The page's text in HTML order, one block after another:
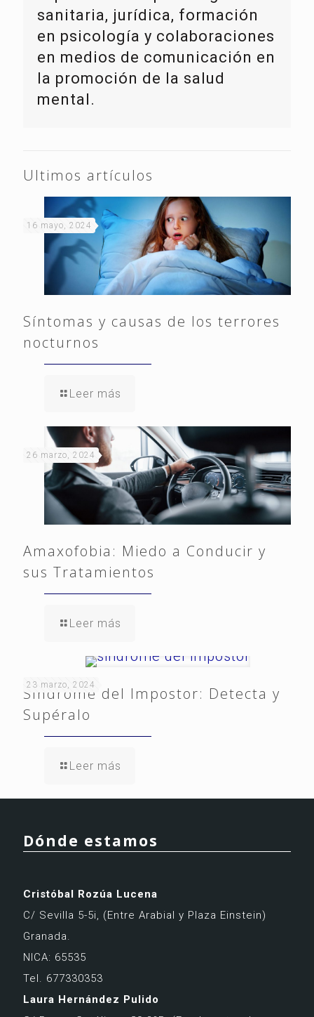
sanitaria, jurídica, formación
en psicología y colaboraciones
en medios de comunicación en
la promoción de la salud
mental.
Ultimos artículos
16 mayo, 2024
Síntomas y causas de los terrores
nocturnos
Leer más
26 marzo, 2024
Amaxofobia: Miedo a Conducir y
sus Tratamientos
Leer más
23 marzo, 2024
Síndrome del Impostor: Detecta y
Supéralo
Leer más
Dónde estamos
Cristóbal Rozúa Lucena
C/ Sevilla 5-5i, (Entre Arabial y Plaza Einstein)
Granada.
NICA: 65535
Tel. 677330353
Laura Hernández Pulido